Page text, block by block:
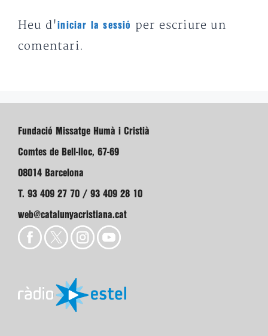
Heu d'iniciar la sessió
per escriure un
comentari.
Fundació Missatge Humà i Cristià
Comtes de Bell-lloc, 67-69
08014 Barcelona
T. 93 409 27 70 / 93 409 28 10
web@catalunyacristiana.cat